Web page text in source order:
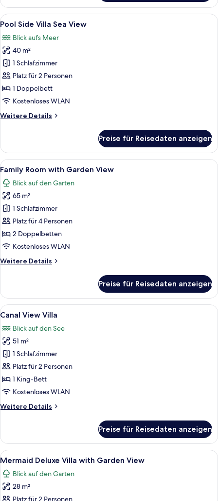
Side
Room
Alle
Fotos
für
Pool
Side
Villa
Sea
View
Ein Poolbereich eines Resorts mit
6
Pool Side Villa Sea View
Blick aufs Meer
40 m²
1 Schlafzimmer
Platz für 2 Personen
1 Doppelbett
Kostenloses WLAN
Weitere Details
Weitere
Side
Villa
Sea
View
Preise für Reisedaten anzeigen
Alle
Fotos
für
Family
Room
with
Garden
View
Ein Schlafzimmer mit
6
Family Room with Garden View
Blick auf den Garten
65 m²
1 Schlafzimmer
Platz für 4 Personen
2 Doppelbetten
Kostenloses WLAN
Weitere Details
Weitere
Room
with
Garden
Preise für Reisedaten anzeigen
Alle
Fotos
für
Canal
View
Villa
anzeigen
Ein Gebäude mit einem Reetdach,
5
Canal View Villa
Blick auf den See
51 m²
1 Schlafzimmer
Platz für 2 Personen
1 King-Bett
Kostenloses WLAN
Weitere Details
Weitere
View
Villa
Preise für Reisedaten anzeigen
Alle
Fotos
für
Mermaid
Ein Hotelzimmer mit Bett,
6
Mermaid Deluxe Villa with Garden View
Blick auf den Garten
28 m²
Platz für 2 Personen